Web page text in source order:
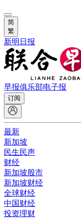
简
繁
新明日报
早报俱乐部电子报
订阅
最新
新加坡
民生民声
财经
新加坡股市
新加坡财经
全球财经
中国财经
投资理财